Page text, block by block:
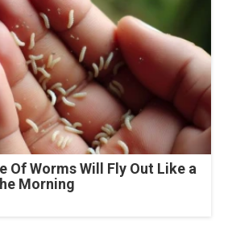
Of Worms Will Fly Out Like a
Morning